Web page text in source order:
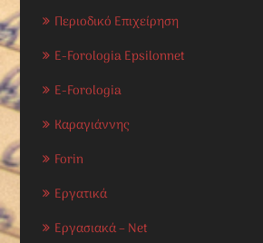
Περιοδικό Επιχείρηση
E-Forologia Epsilonnet
E-Forologia
Καραγιάννης
Forin
Εργατικά
Εργασιακά – Net